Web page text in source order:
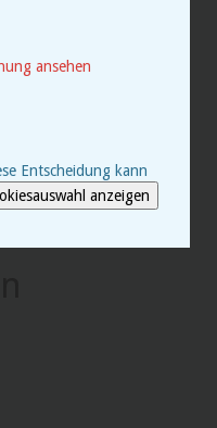
ansehen
Entscheidung kann
anzeigen